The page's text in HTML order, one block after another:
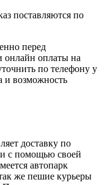
поставляются по
перед
онлайн оплаты на
по телефону у
и возможность
доставку по
с помощью своей
автопарк
же пешие курьеры